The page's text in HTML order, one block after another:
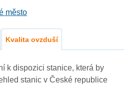
město
Kvalita ovzduší
k dispozici stanice, která by
stanic v České republice